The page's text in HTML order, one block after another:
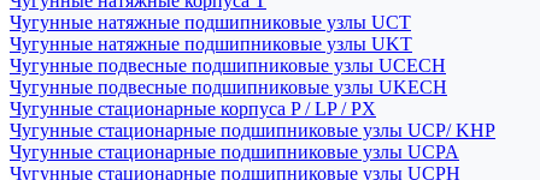
Чугунные натяжные подшипниковые узлы UCT
Чугунные натяжные подшипниковые узлы UKT
Чугунные подвесные подшипниковые узлы UCECH
Чугунные подвесные подшипниковые узлы UKECH
Чугунные стационарные корпуса P / LP / PX
Чугунные стационарные подшипниковые узлы UCP/ KHP
Чугунные стационарные подшипниковые узлы UCPA
Чугунные стационарные подшипниковые узлы UCPH